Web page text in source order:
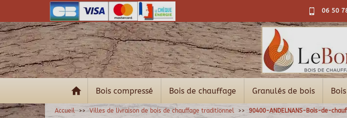
06 50
Bois compressé Bois de chauffage Granulés de bois
Accueil Villes de livraison de bois de chauffage traditionnel 90400-ANDELNANS-Bois-de-